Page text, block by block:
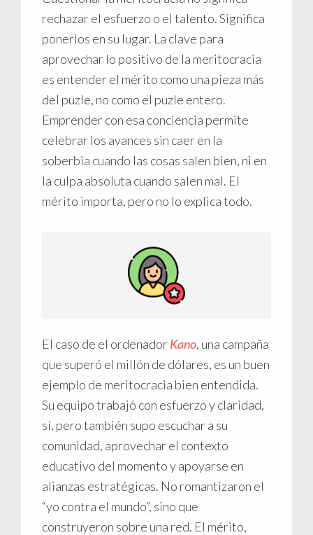
rechazar el esfuerzo o el talento. Significa
ponerlos en su lugar. La clave para
aprovechar lo positivo de la meritocracia
es entender el mérito como una pieza más
del puzle, no como el puzle entero.
Emprender con esa conciencia permite
celebrar los avances sin caer en la
soberbia cuando las cosas salen bien, ni en
la culpa absoluta cuando salen mal. El
mérito importa, pero no lo explica todo.
El caso de el ordenadorKano, una campaña
que superó el millón de dólares, es un buen
ejemplo de meritocracia bien entendida.
Su equipo trabajó con esfuerzo y claridad,
sí, pero también supo escuchar a su
comunidad, aprovechar el contexto
educativo del momento y apoyarse en
alianzas estratégicas. No romantizaron el
“yo contra el mundo”, sino que
construyeron sobre una red. El mérito,